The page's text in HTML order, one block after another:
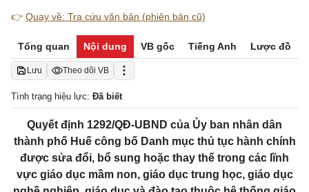
👉 Quay về: Tra cứu văn bản (phiên bản cũ)
Tổng quan Nội dung VB gốc Tiếng Anh Lược đồ
Lưu Theo dõi VB
Tình trạng hiệu lực: Đã biết
Quyết định 1292/QĐ-UBND của Ủy ban nhân dân
thành phố Huế công bố Danh mục thủ tục hành chính
được sửa đổi, bổ sung hoặc thay thế trong các lĩnh
vực giáo dục mầm non, giáo dục trung học, giáo dục